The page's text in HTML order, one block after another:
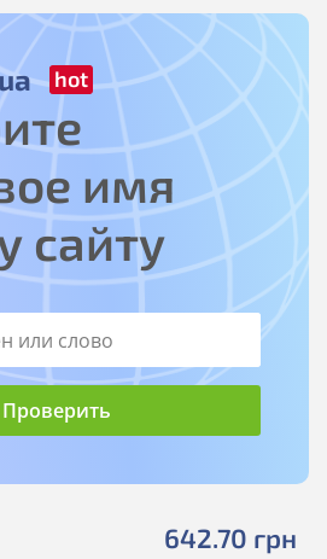
имя
сайту
642.70 грн